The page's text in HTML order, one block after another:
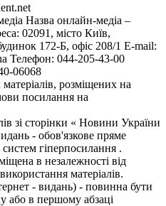
Назва онлайн-медіа –
02091, місто Київ,
172-Б, офіс 208/1 E-mail:
Телефон: 044-205-43-00
06068
розміщених на
посилання на
зі сторінки « Новини України
- обов'язкове пряме
гіперпосилання .
в незалежності від
матеріалів.
- видань) - повинна бути
або в першому абзаці